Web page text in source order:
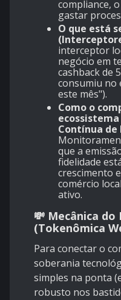
compliance,
gastar
O que está
interceptor
negócio em
cashback de
consumiu no
este mês").
Como o
Contínua
que a
fidelidade
crescimento
comércio
ativo.
💸 Mecânica do
(Tokenômica
Para conectar o
soberania
simples na ponta
robusto nos